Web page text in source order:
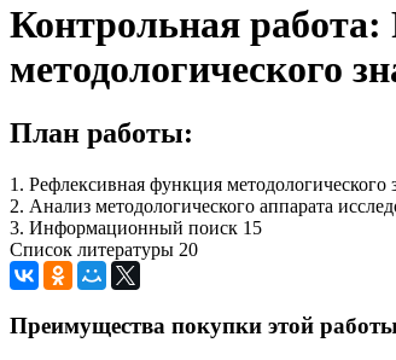
Контрольная работа:
методологического
План работы:
1. Рефлексивная функция методологического
2. Анализ методологического аппарата
3. Информационный поиск 15
Список литературы 20
Преимущества покупки этой